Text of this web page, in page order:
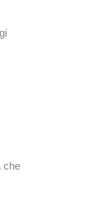
che